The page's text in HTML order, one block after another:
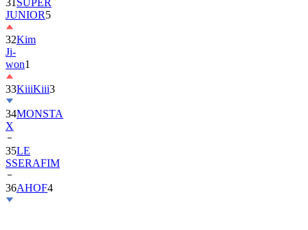
32Kim
Ji-
won1
33KiiiKiii
34MONSTA
X
35
SSERAFIM
36AHOF4